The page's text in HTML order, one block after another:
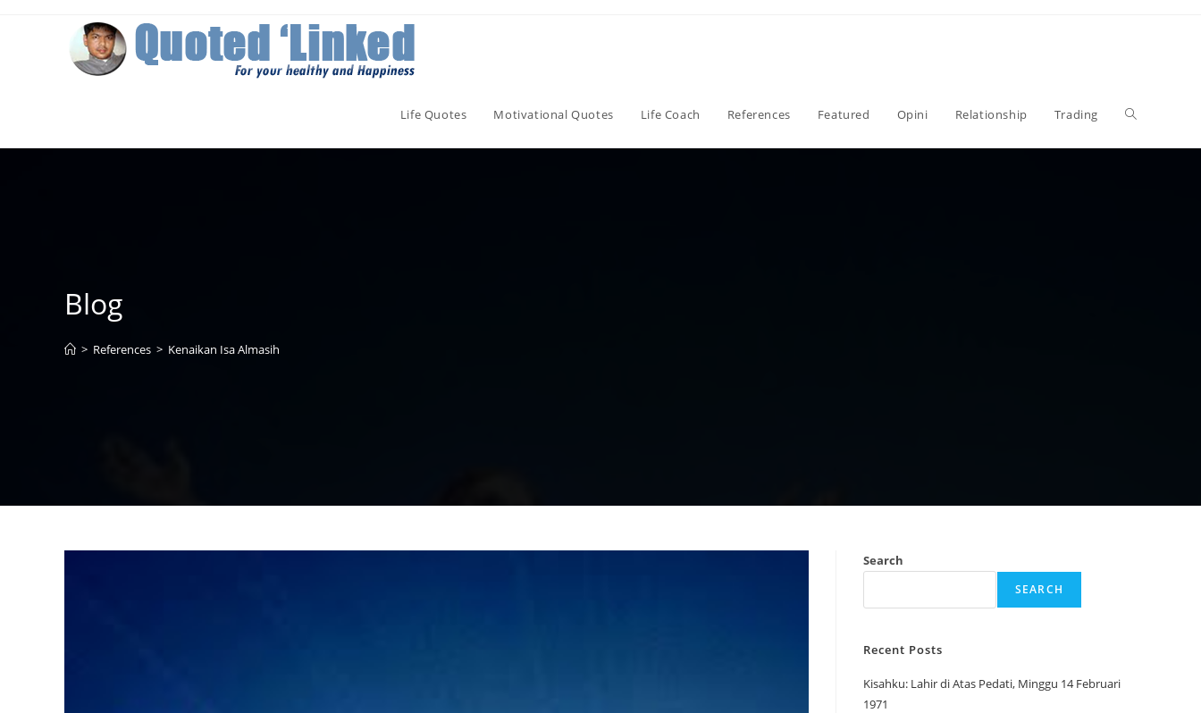
Life Quotes Motivational Quotes Life Coach References Featured Opini Relationship Trading Toggle
Blog
> References > Kenaikan Isa Almasih
Search
SEARCH
Recent Posts
Kisahku: Lahir di Atas Pedati, Minggu 14 Februari
1971